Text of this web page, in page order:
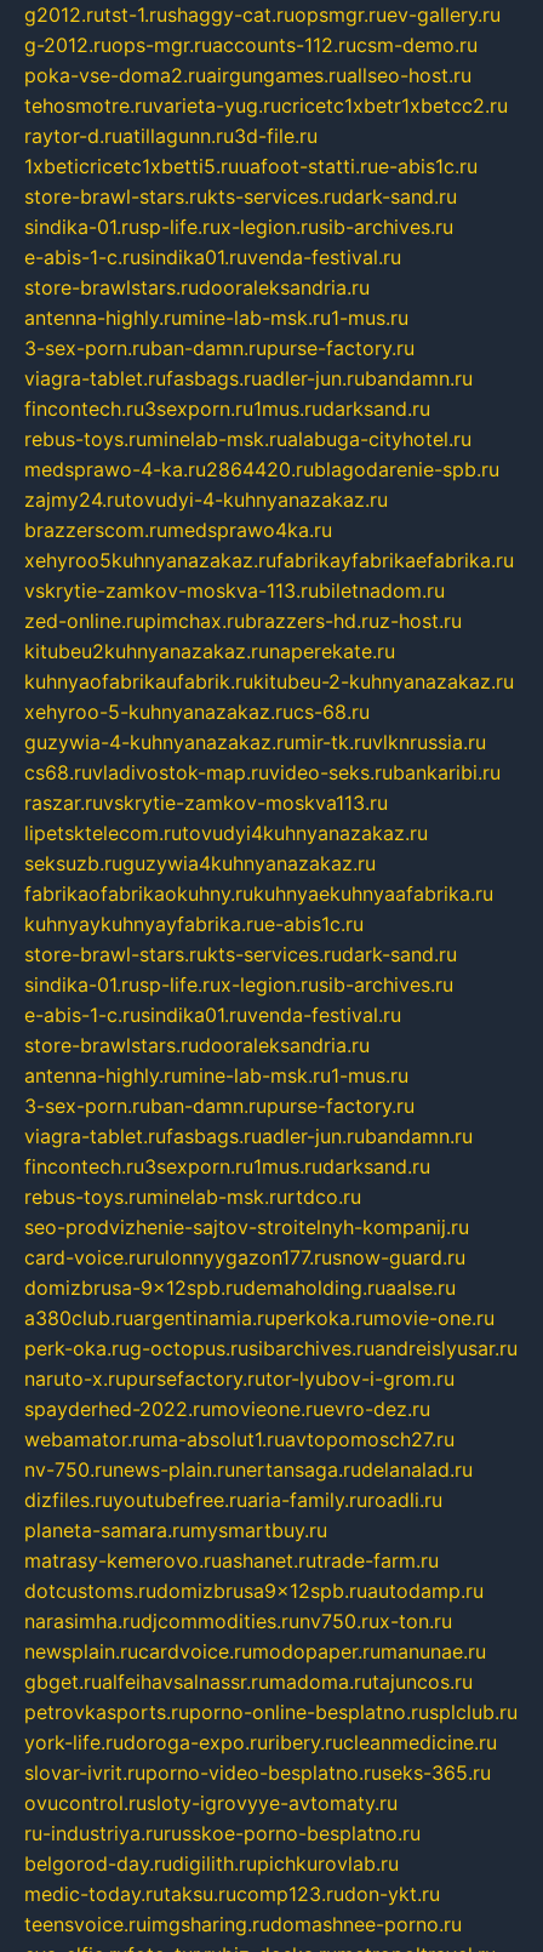
g2012.rutst-1.rushaggy-cat.ruopsmgr.ruev-gallery.ru
g-2012.ruops-mgr.ruaccounts-112.rucsm-demo.ru
poka-vse-doma2.ruairgungames.ruallseo-host.ru
tehosmotre.ruvarieta-yug.rucricetc1xbetr1xbetcc2.ru
raytor-d.ruatillagunn.ru3d-file.ru
1xbeticricetc1xbetti5.ruuafoot-statti.rue-abis1c.ru
store-brawl-stars.rukts-services.rudark-sand.ru
sindika-01.rusp-life.rux-legion.rusib-archives.ru
e-abis-1-c.rusindika01.ruvenda-festival.ru
store-brawlstars.rudooraleksandria.ru
antenna-highly.rumine-lab-msk.ru1-mus.ru
3-sex-porn.ruban-damn.rupurse-factory.ru
viagra-tablet.rufasbags.ruadler-jun.rubandamn.ru
fincontech.ru3sexporn.ru1mus.rudarksand.ru
rebus-toys.ruminelab-msk.rualabuga-cityhotel.ru
medsprawo-4-ka.ru2864420.rublagodarenie-spb.ru
zajmy24.rutovudyi-4-kuhnyanazakaz.ru
brazzerscom.rumedsprawo4ka.ru
xehyroo5kuhnyanazakaz.rufabrikayfabrikaefabrika.ru
vskrytie-zamkov-moskva-113.rubiletnadom.ru
zed-online.rupimchax.rubrazzers-hd.ruz-host.ru
kitubeu2kuhnyanazakaz.runaperekate.ru
kuhnyaofabrikaufabrik.rukitubeu-2-kuhnyanazakaz.ru
xehyroo-5-kuhnyanazakaz.rucs-68.ru
guzywia-4-kuhnyanazakaz.rumir-tk.ruvlknrussia.ru
cs68.ruvladivostok-map.ruvideo-seks.rubankaribi.ru
raszar.ruvskrytie-zamkov-moskva113.ru
lipetsktelecom.rutovudyi4kuhnyanazakaz.ru
seksuzb.ruguzywia4kuhnyanazakaz.ru
fabrikaofabrikaokuhny.rukuhnyaekuhnyaafabrika.ru
kuhnyaykuhnyayfabrika.rue-abis1c.ru
store-brawl-stars.rukts-services.rudark-sand.ru
sindika-01.rusp-life.rux-legion.rusib-archives.ru
e-abis-1-c.rusindika01.ruvenda-festival.ru
store-brawlstars.rudooraleksandria.ru
antenna-highly.rumine-lab-msk.ru1-mus.ru
3-sex-porn.ruban-damn.rupurse-factory.ru
viagra-tablet.rufasbags.ruadler-jun.rubandamn.ru
fincontech.ru3sexporn.ru1mus.rudarksand.ru
rebus-toys.ruminelab-msk.rurtdco.ru
seo-prodvizhenie-sajtov-stroitelnyh-kompanij.ru
card-voice.rurulonnyygazon177.rusnow-guard.ru
domizbrusa-9x12spb.rudemaholding.ruaalse.ru
a380club.ruargentinamia.ruperkoka.rumovie-one.ru
perk-oka.rug-octopus.rusibarchives.ruandreislyusar.ru
naruto-x.rupursefactory.rutor-lyubov-i-grom.ru
spayderhed-2022.rumovieone.ruevro-dez.ru
webamator.ruma-absolut1.ruavtopomosch27.ru
nv-750.runews-plain.runertansaga.rudelanalad.ru
dizfiles.ruyoutubefree.ruaria-family.ruroadli.ru
planeta-samara.rumysmartbuy.ru
matrasy-kemerovo.ruashanet.rutrade-farm.ru
dotcustoms.rudomizbrusa9x12spb.ruautodamp.ru
narasimha.rudjcommodities.runv750.rux-ton.ru
newsplain.rucardvoice.rumodopaper.rumanunae.ru
gbget.rualfeihavsalnassr.rumadoma.rutajuncos.ru
petrovkasports.ruporno-online-besplatno.rusplclub.ru
york-life.rudoroga-expo.ruribery.rucleanmedicine.ru
slovar-ivrit.ruporno-video-besplatno.ruseks-365.ru
ovucontrol.rusloty-igrovyye-avtomaty.ru
ru-industriya.rurusskoe-porno-besplatno.ru
belgorod-day.rudigilith.rupichkurovlab.ru
medic-today.rutaksu.rucomp123.rudon-ykt.ru
teensvoice.ruimgsharing.rudomashnee-porno.ru